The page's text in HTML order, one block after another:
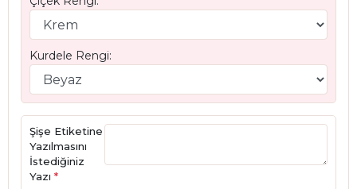
Kurdele Rengi:
Şişe Etiketine
Yazılmasını
İstediğiniz
Yazı *